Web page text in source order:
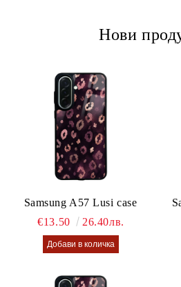
Нови
Samsung A57 Lusi case
€13.50
26.40лв.